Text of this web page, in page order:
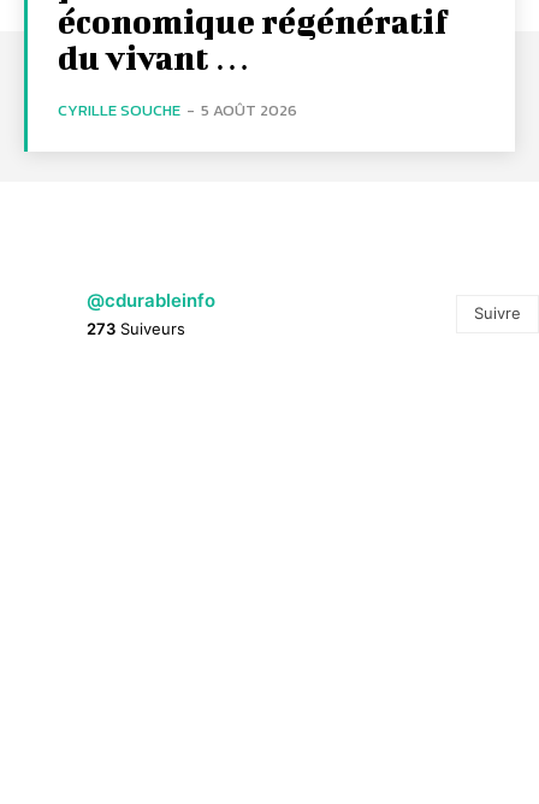
économique régénératif
du vivant …
CYRILLE SOUCHE - 5 AOÛT 2026
@cdurableinfo
273 Suiveurs
Suivre